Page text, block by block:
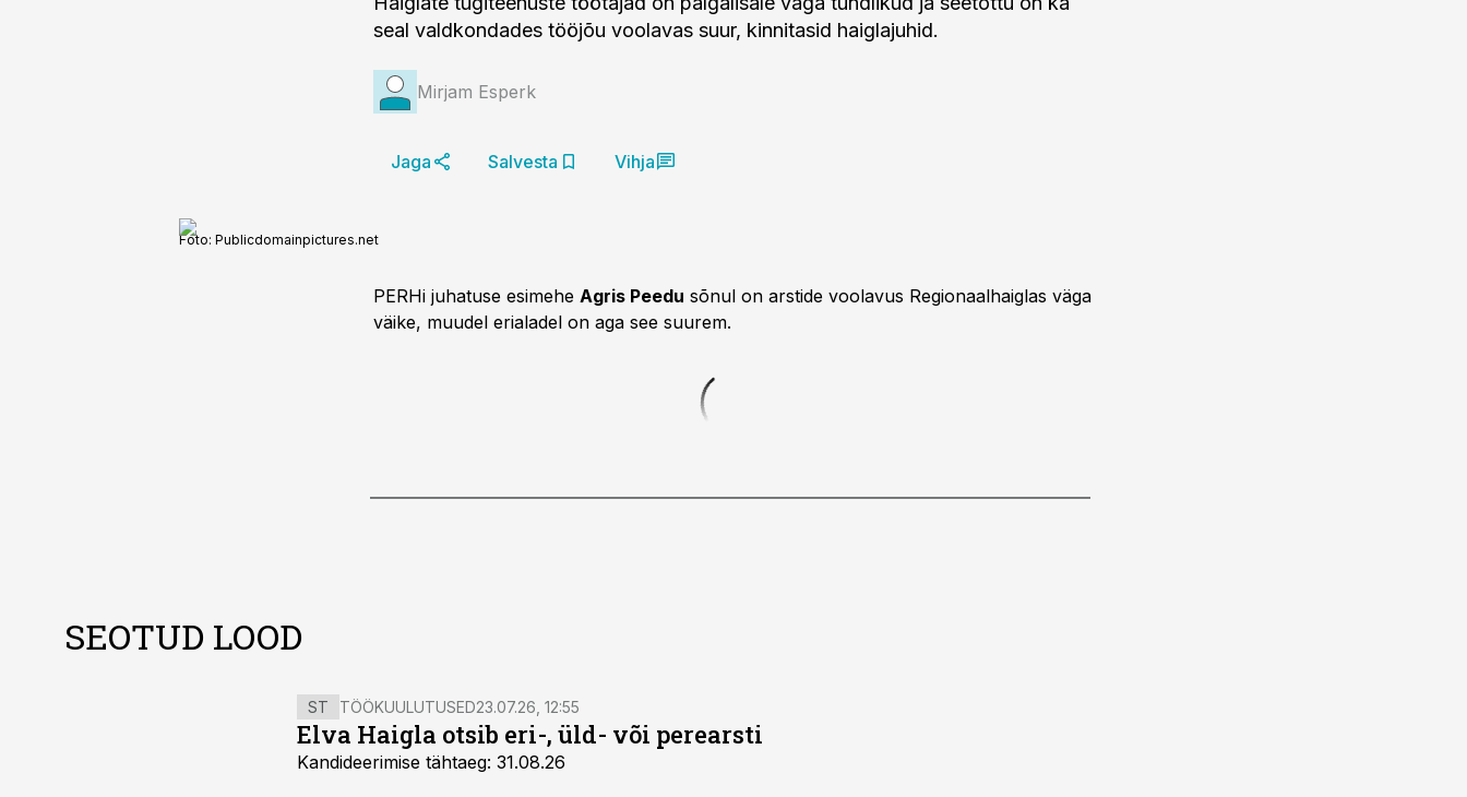
seal valdkondades tööjõu voolavas suur, kinnitasid haiglajuhid.
Mirjam Esperk
Jaga Salvesta Vihja
Foto: Publicdomainpictures.net
PERHi juhatuse esimehe Agris Peedu sõnul on arstide voolavus Regionaalhaiglas väga
väike, muudel erialadel on aga see suurem.
SEOTUD LOOD
ST TÖÖKUULUTUSED23.07.26, 12:55
Elva Haigla otsib eri-, üld- või perearsti
Kandideerimise tähtaeg: 31.08.26